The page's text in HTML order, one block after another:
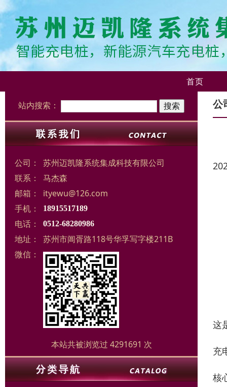
首页
站内搜索：
公司：
苏州迈凯隆系统集成科技有限公司
联系：
马杰森
邮箱：
ityewu@126.com
手机：
18915517189
电话： 0512-68280986
地址：
苏州市阊胥路118号华孚写字楼211B
微信：
本站共被浏览过 4291691 次
公
这
充
核